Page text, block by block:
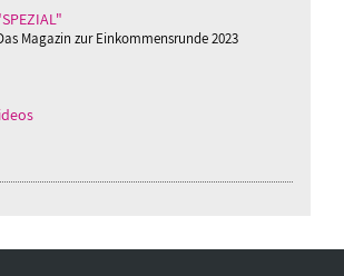
Magazin zur Einkommensrunde 2023